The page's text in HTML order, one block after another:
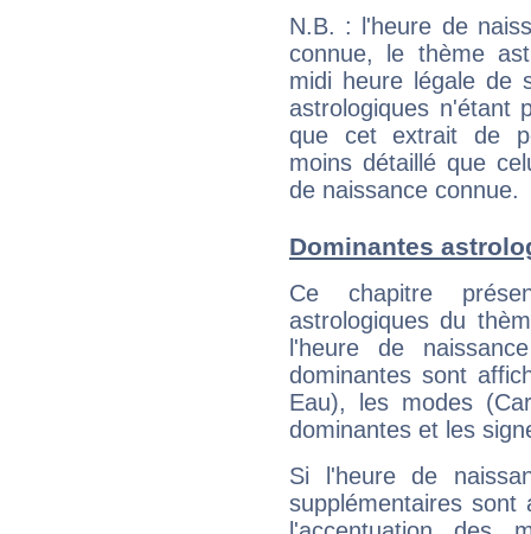
N.B. : l'heure de
connue, le thème
midi heure légale de
astrologiques n'étant
que cet extrait de
moins détaillé que
de naissance connue.
Dominantes
Ce chapitre
astrologiques du
l'heure de
dominantes sont
Eau), les modes
dominantes et les
Si l'heure de
supplémentaires sont